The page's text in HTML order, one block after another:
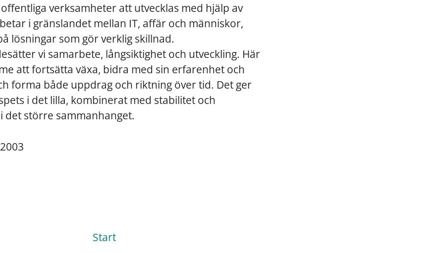
verksamheter att utvecklas med hjälp av
i gränslandet mellan IT, affär och människor,
lösningar som gör verklig skillnad.
vi samarbete, långsiktighet och utveckling. Här
att fortsätta växa, bidra med sin erfarenhet och
forma både uppdrag och riktning över tid. Det ger
i det lilla, kombinerat med stabilitet och
det större sammanhanget.
2003
Start